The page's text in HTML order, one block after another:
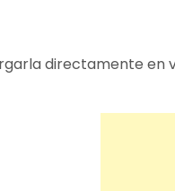
directamente en